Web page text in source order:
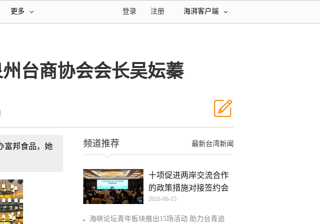
更多 海湃客户端
注册
登录
台商协会会长吴妘蓁
富邦食品，她
最新台湾新闻
频道推荐
十项促进两岸交流合作
的政策措施对接签约会
在
2026-06-15
海峡论坛青年板块推出15场活动 助力台青追